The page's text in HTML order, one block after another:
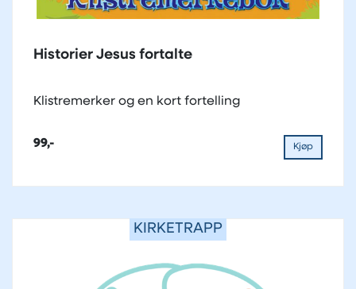
Historier Jesus fortalte
Klistremerker og en kort fortelling
99,- Kjøp
KIRKETRAPP